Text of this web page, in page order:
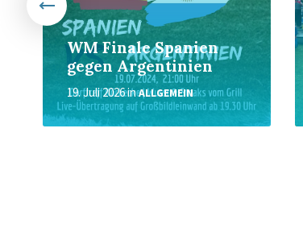
WM Finale Spanien
gegen Argentinien
19. Juli 2026inALLGEMEIN